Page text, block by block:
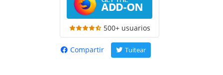
500+ usuarios
Compartir Tuitear